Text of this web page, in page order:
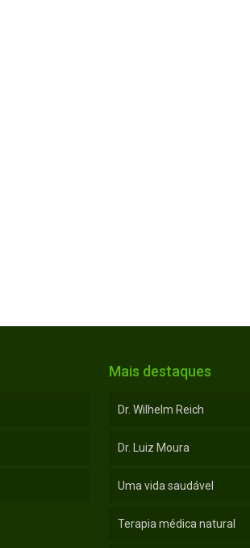
Mais destaques
Dr. Wilhelm Reich
Dr. Luiz Moura
Uma vida saudável
Terapia médica natural